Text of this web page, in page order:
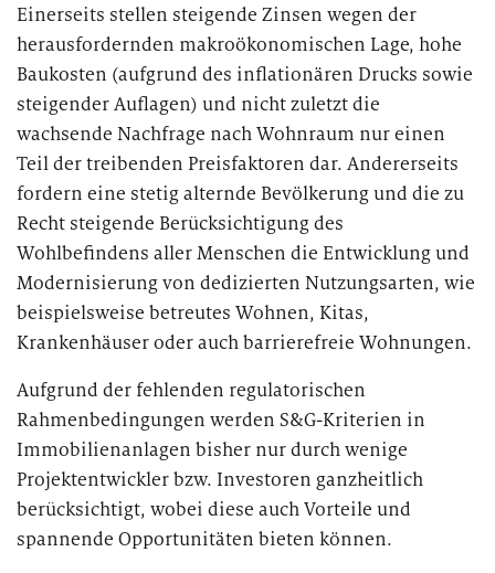
Einerseits stellen steigende Zinsen wegen der
herausfordernden makroökonomischen Lage, hohe
Baukosten (aufgrund des inflationären Drucks sowie
steigender Auflagen) und nicht zuletzt die
wachsende Nachfrage nach Wohnraum nur einen
Teil der treibenden Preisfaktoren dar. Andererseits
fordern eine stetig alternde Bevölkerung und die zu
Recht steigende Berücksichtigung des
Wohlbefindens aller Menschen die Entwicklung und
Modernisierung von dedizierten Nutzungsarten, wie
beispielsweise betreutes Wohnen, Kitas,
Krankenhäuser oder auch barrierefreie Wohnungen.
Aufgrund der fehlenden regulatorischen
Rahmenbedingungen werden S&G-Kriterien in
Immobilienanlagen bisher nur durch wenige
Projektentwickler bzw. Investoren ganzheitlich
berücksichtigt, wobei diese auch Vorteile und
spannende Opportunitäten bieten können.